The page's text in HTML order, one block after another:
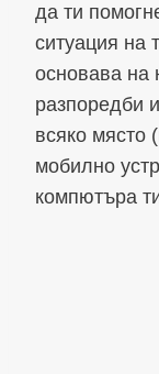
да ти
ситуация на
основава на
разпоредби
всяко място
мобилно
компютъра